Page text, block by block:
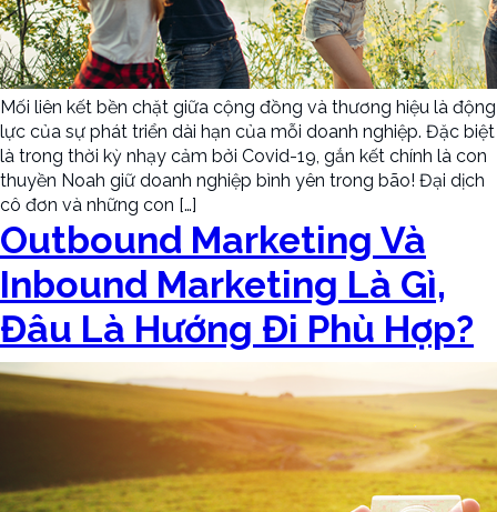
Mối liên kết bền chặt giữa cộng đồng và thương hiệu là động
lực của sự phát triển dài hạn của mỗi doanh nghiệp. Đặc biệt
là trong thời kỳ nhạy cảm bởi Covid-19, gắn kết chính là con
thuyền Noah giữ doanh nghiệp bình yên trong bão! Đại dịch
cô đơn và những con […]
Outbound Marketing Và
Inbound Marketing Là Gì,
Đâu Là Hướng Đi Phù Hợp?